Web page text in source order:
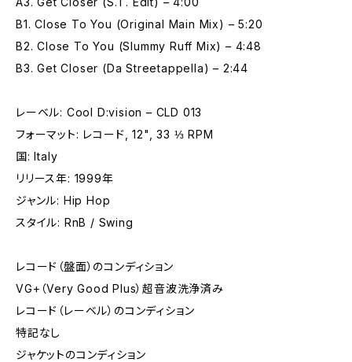
B1. Close To You (Original Main Mix) – 5:20
B2. Close To You (Slummy Ruff Mix) – 4:48
B3. Get Closer (Da Streetappella) – 2:44
レーベル: Cool D:vision – CLD 013
フォーマット: レコード, 12", 33 ⅓ RPM
国: Italy
リリース年: 1999年
ジャンル: Hip Hop
スタイル: RnB / Swing
レコード（盤面）のコンディション
VG+（Very Good Plus）超音波洗浄済み
レコード（レーベル）のコンディション
特記なし
ジャケットのコンディション